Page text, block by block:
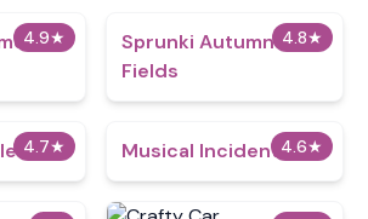
4.9★ 4.8★
Sprunki Autumn
Fields
4.7★ 4.6★
Musical Incidents